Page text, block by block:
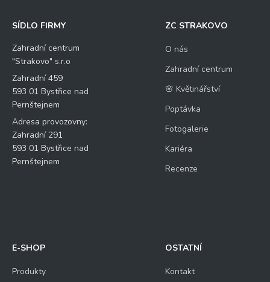
SÍDLO FIRMY
Zahradní centrum
"Strakovo" s.r.o
Zahradní 459
593 01 Bystřice nad
Pernštejnem
Adresa provozovny:
Zahradní 291
593 01 Bystřice nad
Pernštejnem
ZC STRAKOVO
O nás
Zahradní centrum
🌸 Květinářství
Poptávka
Fotogalerie
Kariéra
Recenze
E-SHOP
Produkty
OSTATNÍ
Kontakt